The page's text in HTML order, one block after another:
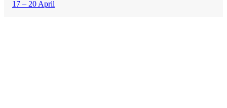
17 – 20 April